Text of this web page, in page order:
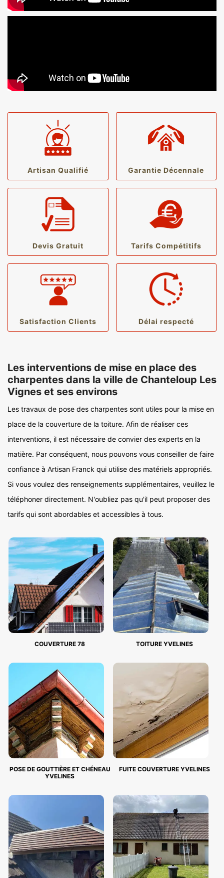
Artisan Qualifié Garantie Décennale
Devis Gratuit Tarifs Compétitifs
Satisfaction Clients Délai respecté
Les interventions de mise en place des
charpentes dans la ville de Chanteloup Les
Vignes et ses environs
Les travaux de pose des charpentes sont utiles pour la mise en
place de la couverture de la toiture. Afin de réaliser ces
interventions, il est nécessaire de convier des experts en la
matière. Par conséquent, nous pouvons vous conseiller de faire
confiance à Artisan Franck qui utilise des matériels appropriés.
Si vous voulez des renseignements supplémentaires, veuillez le
téléphoner directement. N'oubliez pas qu'il peut proposer des
tarifs qui sont abordables et accessibles à tous.
COUVERTURE 78 TOITURE YVELINES
POSE DE GOUTTIÈRE ET CHÉNEAU
YVELINES
FUITE COUVERTURE YVELINES